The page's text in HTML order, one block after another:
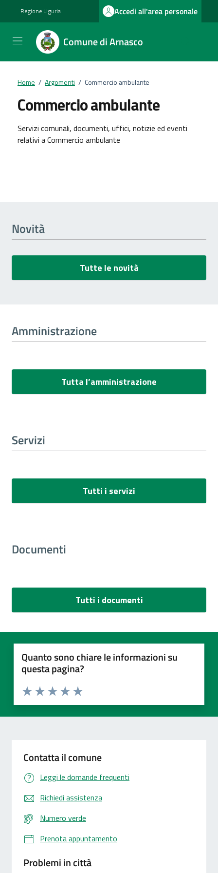
Regione Liguria Accedi all'area personale
Comune di Arnasco
Home / Argomenti / Commercio ambulante
Commercio ambulante
Dettagli dell'argomento
Servizi comunali, documenti, uffici, notizie ed eventi
relativi a Commercio ambulante
Novità
Tutte le novità
Amministrazione
Tutta l’amministrazione
Servizi
Tutti i servizi
Documenti
Tutti i documenti
Quanto sono chiare le informazioni su
questa pagina?
Valuta 5 stelle su 5
Valuta 4 stelle su 5
Valuta 3 stelle su 5
Valuta 2 stelle su 5
Valuta 1 stelle su 5
Contatta il comune
Leggi le domande frequenti
Richiedi assistenza
Numero verde
Prenota appuntamento
Problemi in città